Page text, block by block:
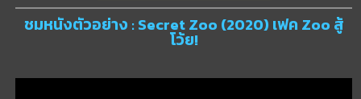
ชมหนังตัวอย่าง : Secret Zoo (2020) เฟค Zoo สู้
โว้ย!